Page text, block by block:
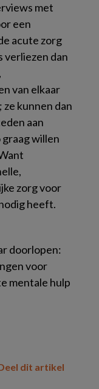
met
een
acute zorg
verliezen dan
van elkaar
kunnen dan
aan
willen
zorg voor
heeft.
doorlopen:
voor
mentale hulp
dit artikel